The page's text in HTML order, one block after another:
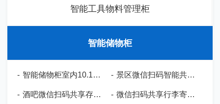
智能工具物料管理柜
智能储物柜
- 智能储物柜室内10.1寸扫码系统-CW1 - 景区微信扫码智能共享寄存柜储物柜-CW02
- 酒吧微信扫码共享存包柜-CW03 - 微信扫码共享行李寄存柜-CW05